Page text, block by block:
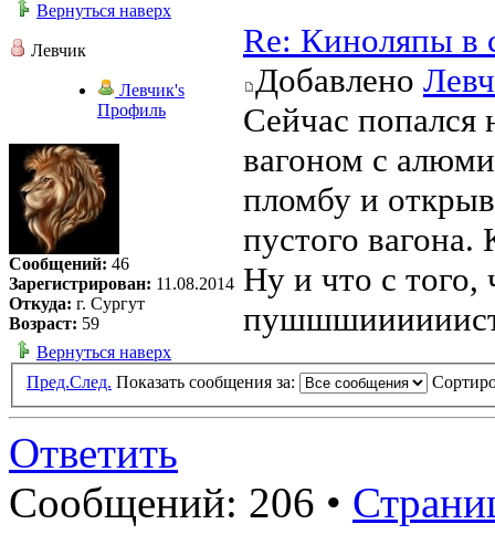
Вернуться наверх
Левчик
Левчик's
Профиль
Сообщений: 46
Зарегистрирован: 11.08.2014
Откуда: г. Сургут
Возраст: 59
Re: Киноляпы в
Добавлено
Сейчас попался
вагоном с
пломбу и
пустого вагона.
Ну и что с того,
Вернуться наверх
Пред.След. Показать сообщения за:
Ответить
Сообщений: 206 •